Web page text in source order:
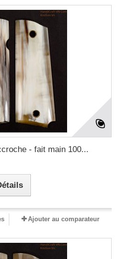
- fait main 100...
Ajouter au comparateur